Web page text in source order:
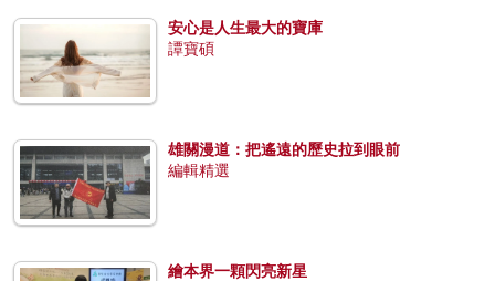
安心是人生最大的寶庫
譚寶碩
雄關漫道：把遙遠的歷史拉到眼前
編輯精選
繪本界一顆閃亮新星